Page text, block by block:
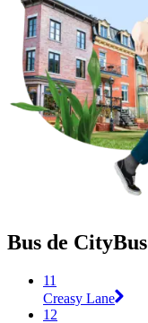
Bus de CityBus
11
Creasy Lane
12